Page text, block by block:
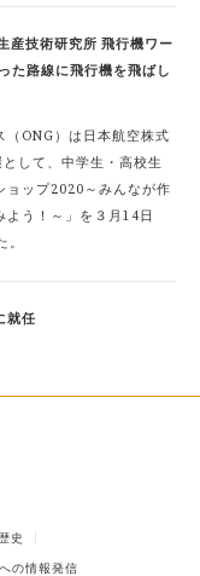
産技術研究所 飛行機ワー
た路線に飛行機を飛ばし
ONG）は日本航空株式
して、中学生・高校生
ョップ2020～みんなが作
よう！～」を３月14日
就任
歴史
の情報発信